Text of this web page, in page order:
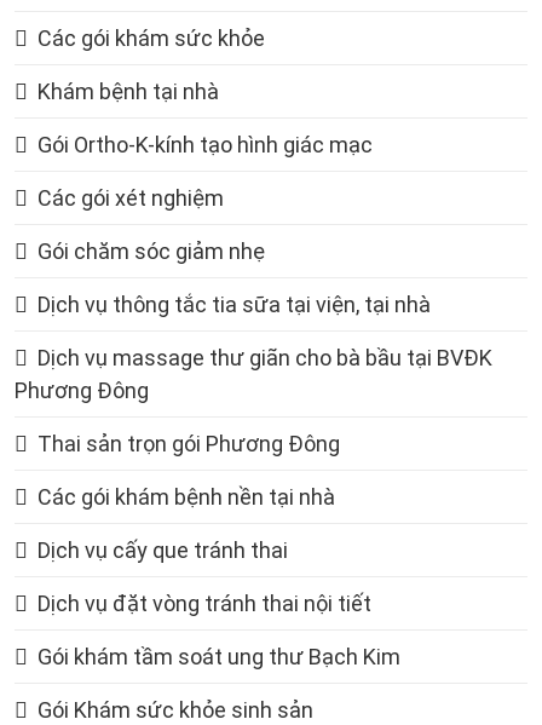
Các gói khám sức khỏe
Khám bệnh tại nhà
Gói Ortho-K-kính tạo hình giác mạc
Các gói xét nghiệm
Gói chăm sóc giảm nhẹ
Dịch vụ thông tắc tia sữa tại viện, tại nhà
Dịch vụ massage thư giãn cho bà bầu tại BVĐK
Phương Đông
Thai sản trọn gói Phương Đông
Các gói khám bệnh nền tại nhà
Dịch vụ cấy que tránh thai
Dịch vụ đặt vòng tránh thai nội tiết
Gói khám tầm soát ung thư Bạch Kim
Gói Khám sức khỏe sinh sản